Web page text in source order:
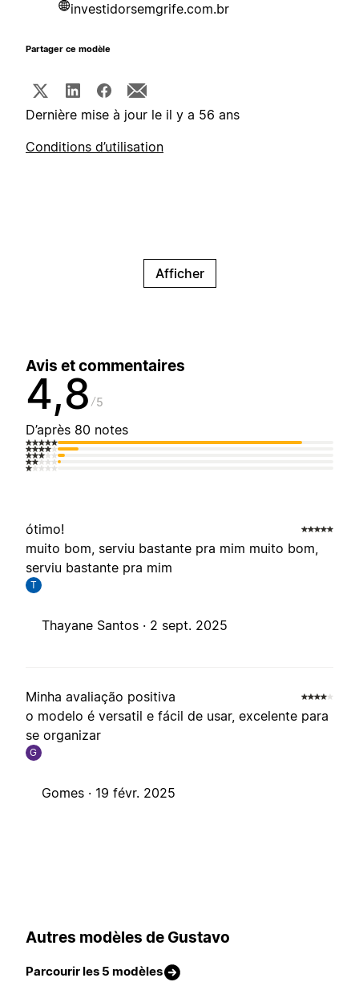
investidorsemgrife.com.br
Partager ce modèle
Dernière mise à jour le il y a 56 ans
Conditions d’utilisation
Afficher
Avis et commentaires
4,8 5
D’après 80 notes
ótimo!
muito bom, serviu bastante pra mim muito bom,
serviu bastante pra mim
T
Thayane Santos · 2 sept. 2025
Minha avaliação positiva
o modelo é versatil e fácil de usar, excelente para
se organizar
G
Gomes · 19 févr. 2025
Autres modèles de Gustavo
Parcourir les 5 modèles